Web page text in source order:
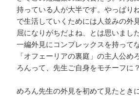
持っている人が大半です。やっぱり
で生活していくためには人並みの外
屈になりがちだよね、とは思いまし
一編外見にコンプレックスを持って
「オフェーリアの裏庭」の主人公め
ろんって、先生ご自身をモチーフに？
めろん先生の外見を初めて見たとき